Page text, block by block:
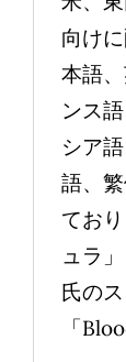
向け
本語
ンス
シア
語、
てお
ュラ
氏の
「